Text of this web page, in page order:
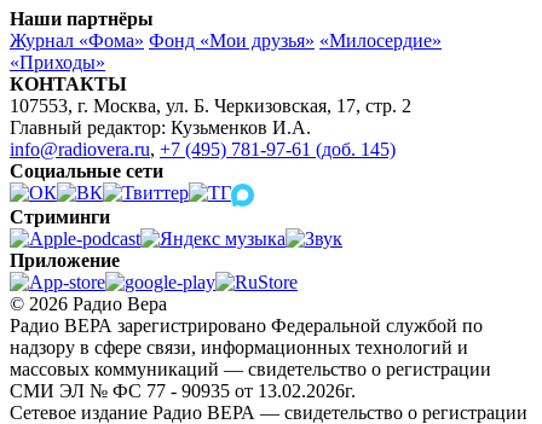
Наши партнёры
Журнал «Фома» Фонд «Мои друзья» «Милосердие»
«Приходы»
КОНТАКТЫ
107553, г. Москва, ул. Б. Черкизовская, 17, стр. 2
Главный редактор: Кузьменков И.А.
info@radiovera.ru, +7 (495) 781-97-61 (доб. 145)
Социальные сети
Стриминги
Приложение
© 2026 Радио Вера
Радио ВЕРА зарегистрировано Федеральной службой по
надзору в сфере связи, информационных технологий и
массовых коммуникаций — свидетельство о регистрации
СМИ ЭЛ № ФС 77 - 90935 от 13.02.2026г.
Сетевое издание Радио ВЕРА — свидетельство о регистрации